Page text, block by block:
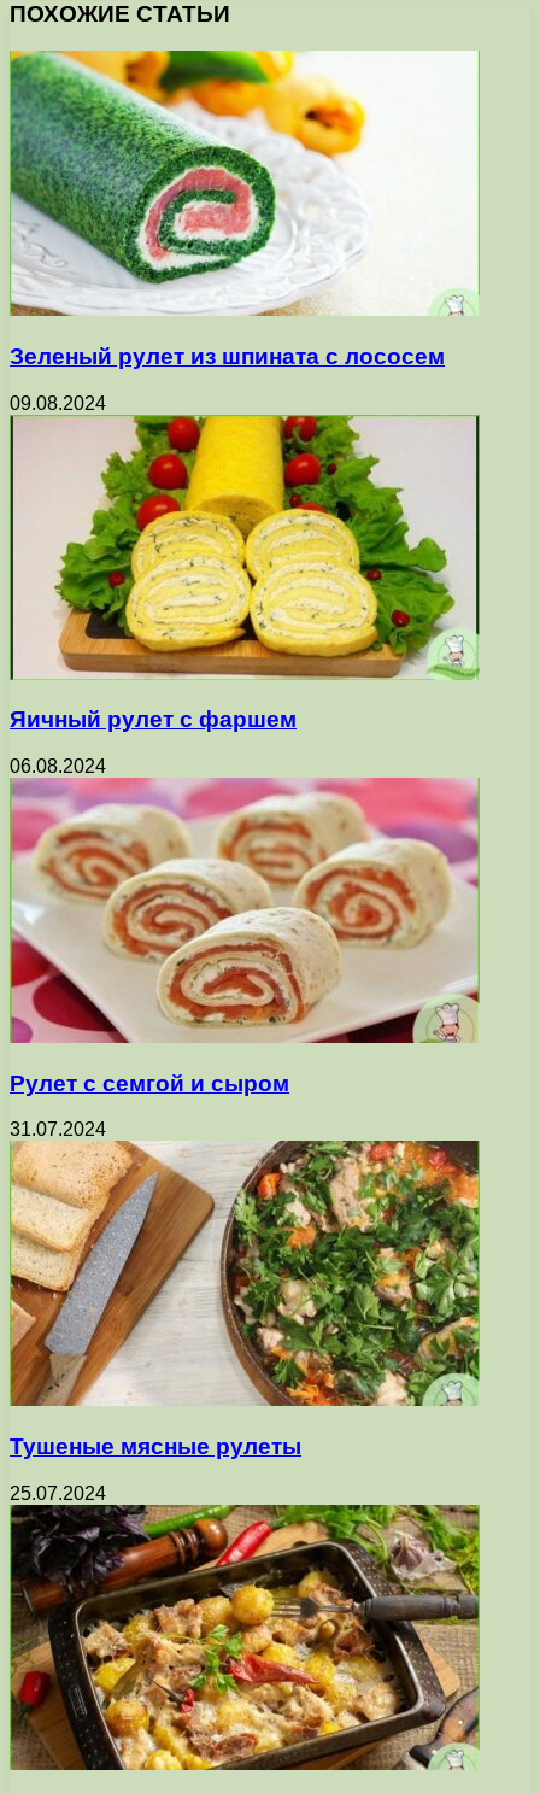
ПОХОЖИЕ СТАТЬИ
Зеленый рулет из шпината с лососем
09.08.2024
Яичный рулет с фаршем
06.08.2024
Рулет с семгой и сыром
31.07.2024
Тушеные мясные рулеты
25.07.2024